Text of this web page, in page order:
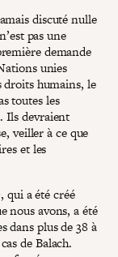
discuté nulle
pas une
demande
unies
droits humains, le
toutes les
Ils devraient
veiller à ce que
et les
qui a été créé
nous avons, a été
dans plus de 38 à
de Balach.